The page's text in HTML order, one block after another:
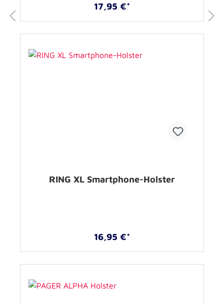
17,95 €*
RING XL Smartphone-Holster
16,95 €*